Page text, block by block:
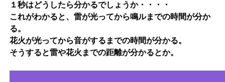
１秒はどうしたら分かるでしょうか・・・・
これがわかると、雷が光ってから鳴ルまでの時間が分か
る。
花火が光ってから音がするまでの時間が分かる。
そうすると雷や花火までの距離が分かるとか。